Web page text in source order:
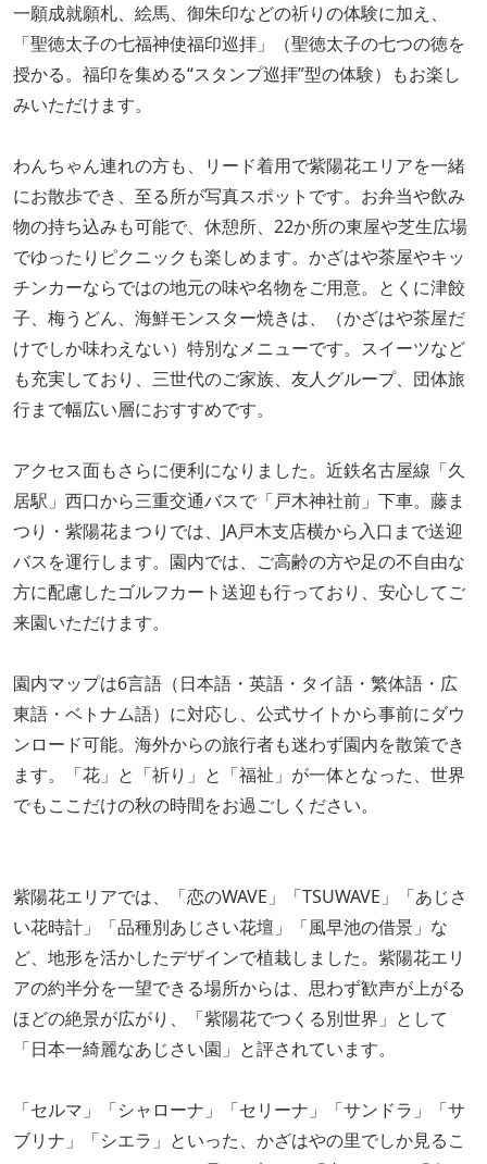
一願成就願札、絵馬、御朱印などの祈りの体験に加え、
「聖徳太子の七福神使福印巡拝」（聖徳太子の七つの徳を
授かる。福印を集める“スタンプ巡拝”型の体験）もお楽し
みいただけます。
わんちゃん連れの方も、リード着用で紫陽花エリアを一緒
にお散歩でき、至る所が写真スポットです。お弁当や飲み
物の持ち込みも可能で、休憩所、22か所の東屋や芝生広場
でゆったりピクニックも楽しめます。かざはや茶屋やキッ
チンカーならではの地元の味や名物をご用意。とくに津餃
子、梅うどん、海鮮モンスター焼きは、（かざはや茶屋だ
けでしか味わえない）特別なメニューです。スイーツなど
も充実しており、三世代のご家族、友人グループ、団体旅
行まで幅広い層におすすめです。
アクセス面もさらに便利になりました。近鉄名古屋線「久
居駅」西口から三重交通バスで「戸木神社前」下車。藤ま
つり・紫陽花まつりでは、JA戸木支店横から入口まで送迎
バスを運行します。園内では、ご高齢の方や足の不自由な
方に配慮したゴルフカート送迎も行っており、安心してご
来園いただけます。
園内マップは6言語（日本語・英語・タイ語・繁体語・広
東語・ベトナム語）に対応し、公式サイトから事前にダウ
ンロード可能。海外からの旅行者も迷わず園内を散策でき
ます。「花」と「祈り」と「福祉」が一体となった、世界
でもここだけの秋の時間をお過ごしください。
紫陽花エリアでは、「恋のWAVE」「TSUWAVE」「あじさ
い花時計」「品種別あじさい花壇」「風早池の借景」な
ど、地形を活かしたデザインで植栽しました。紫陽花エリ
アの約半分を一望できる場所からは、思わず歓声が上がる
ほどの絶景が広がり、「紫陽花でつくる別世界」として
「日本一綺麗なあじさい園」と評されています。
「セルマ」「シャローナ」「セリーナ」「サンドラ」「サ
ブリナ」「シエラ」といった、かざはやの里でしか見るこ